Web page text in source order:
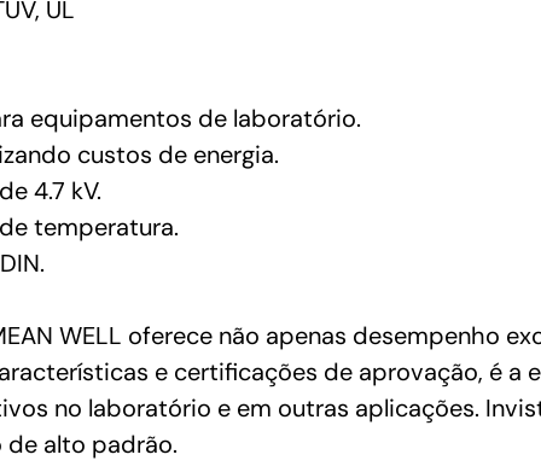
UL
equipamentos de laboratório.
custos de energia.
4.7 kV.
temperatura.
WELL oferece não apenas desempenho
e certificações de aprovação, é a
no laboratório e em outras aplicações.
alto padrão.